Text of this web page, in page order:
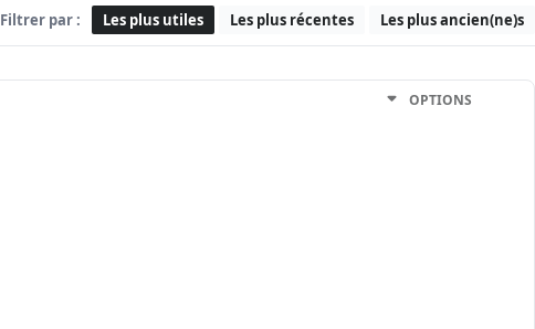
Filtrer par : Les plus utiles Les plus récentes Les plus ancien(ne)s
OPTIONS